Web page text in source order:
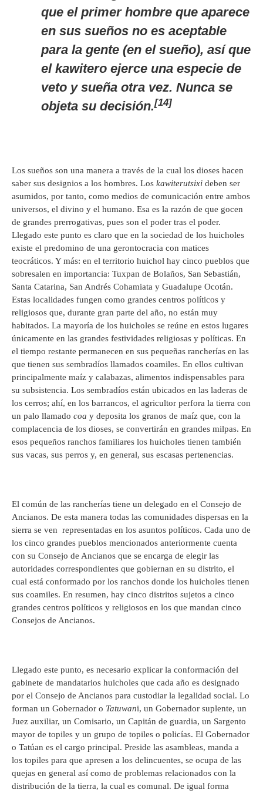
que el primer hombre que aparece
en sus sueños no es aceptable
para la gente (en el sueño), así que
el kawitero ejerce una especie de
veto y sueña otra vez. Nunca se
objeta su decisión.[14]
Los sueños son una manera a través de la cual los dioses hacen
saber sus designios a los hombres. Los kawiterutsixi deben ser
asumidos, por tanto, como medios de comunicación entre ambos
universos, el divino y el humano. Esa es la razón de que gocen
de grandes prerrogativas, pues son el poder tras el poder.
Llegado este punto es claro que en la sociedad de los huicholes
existe el predomino de una gerontocracia con matices
teocráticos. Y más: en el territorio huichol hay cinco pueblos que
sobresalen en importancia: Tuxpan de Bolaños, San Sebastián,
Santa Catarina, San Andrés Cohamiata y Guadalupe Ocotán.
Estas localidades fungen como grandes centros políticos y
religiosos que, durante gran parte del año, no están muy
habitados. La mayoría de los huicholes se reúne en estos lugares
únicamente en las grandes festividades religiosas y políticas. En
el tiempo restante permanecen en sus pequeñas rancherías en las
que tienen sus sembradíos llamados coamiles. En ellos cultivan
principalmente maíz y calabazas, alimentos indispensables para
su subsistencia. Los sembradíos están ubicados en las laderas de
los cerros; ahí, en los barrancos, el agricultor perfora la tierra con
un palo llamado coa y deposita los granos de maíz que, con la
complacencia de los dioses, se convertirán en grandes milpas. En
esos pequeños ranchos familiares los huicholes tienen también
sus vacas, sus perros y, en general, sus escasas pertenencias.
El común de las rancherías tiene un delegado en el Consejo de
Ancianos. De esta manera todas las comunidades dispersas en la
sierra se ven representadas en los asuntos políticos. Cada uno de
los cinco grandes pueblos mencionados anteriormente cuenta
con su Consejo de Ancianos que se encarga de elegir las
autoridades correspondientes que gobiernan en su distrito, el
cual está conformado por los ranchos donde los huicholes tienen
sus coamiles. En resumen, hay cinco distritos sujetos a cinco
grandes centros políticos y religiosos en los que mandan cinco
Consejos de Ancianos.
Llegado este punto, es necesario explicar la conformación del
gabinete de mandatarios huicholes que cada año es designado
por el Consejo de Ancianos para custodiar la legalidad social. Lo
forman un Gobernador o Tatuwani, un Gobernador suplente, un
Juez auxiliar, un Comisario, un Capitán de guardia, un Sargento
mayor de topiles y un grupo de topiles o policías. El Gobernador
o Tatúan es el cargo principal. Preside las asambleas, manda a
los topiles para que apresen a los delincuentes, se ocupa de las
quejas en general así como de problemas relacionados con la
distribución de la tierra, la cual es comunal. De igual forma